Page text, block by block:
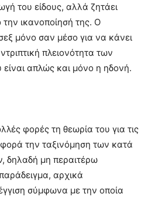
του είδους, αλλά ζητάει
ικανοποίησή της. Ο
μόνο σαν μέσο για να κάνει
πλειονότητα των
απλώς και μόνο η ηδονή.
φορές τη θεωρία του για τις
την ταξινόμηση των κατά
δηλαδή μη περαιτέρω
αρχικά
σύμφωνα με την οποία